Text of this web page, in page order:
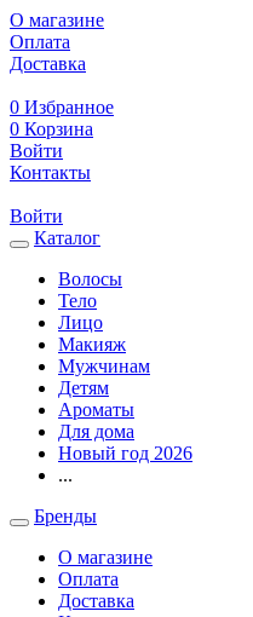
О магазине
Оплата
Доставка
0 Избранное
0 Корзина
Войти
Контакты
Войти
Каталог
Волосы
Тело
Лицо
Макияж
Мужчинам
Детям
Ароматы
Для дома
Новый год 2026
...
Бренды
О магазине
Оплата
Доставка